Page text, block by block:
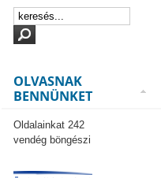
OLVASNAK
BENNÜNKET
Oldalainkat 242
vendég böngészi